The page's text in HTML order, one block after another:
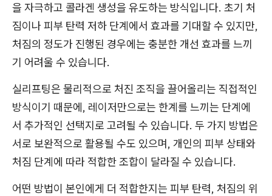
을 자극하고 콜라겐 생성을 유도하는 방식입니다. 초기 처
짐이나 피부 탄력 저하 단계에서 효과를 기대할 수 있지만,
처짐의 정도가 진행된 경우에는 충분한 개선 효과를 느끼
기 어려울 수 있습니다.
실리프팅은 물리적으로 처진 조직을 끌어올리는 직접적인
방식이기 때문에, 레이저만으로는 한계를 느끼는 단계에
서 추가적인 선택지로 고려될 수 있습니다. 두 가지 방법은
서로 보완적으로 활용될 수도 있으며, 개인의 피부 상태와
처짐 단계에 따라 적합한 조합이 달라질 수 있습니다.
어떤 방법이 본인에게 더 적합한지는 피부 탄력, 처짐의 위